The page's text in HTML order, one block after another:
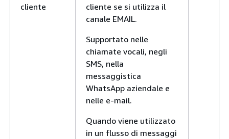
cliente
cliente se si utilizza il
canale EMAIL.
Supportato nelle
chiamate vocali, negli
SMS, nella
messaggistica
WhatsApp aziendale e
nelle e-mail.
Quando viene utilizzato
in un flusso di messaggi